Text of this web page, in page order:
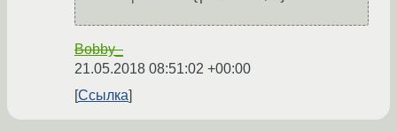
Bobby_
21.05.2018 08:51:02 +00:00
Ссылка